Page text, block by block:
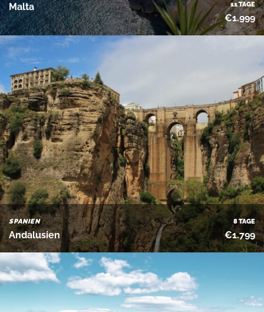
Malta 11 TAGE
€1.999
SPANIEN
Andalusien
8 TAGE
€1.799